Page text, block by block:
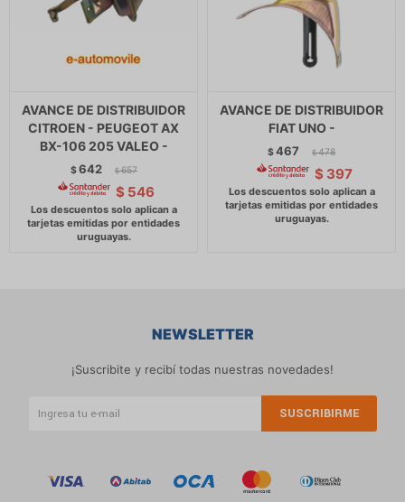
AVANCE DE DISTRIBUIDOR
CITROEN - PEUGEOT AX
BX-106 205 VALEO -
$642 $ 657
$ 546
AVANCE DE DISTRIBUIDOR
FIAT UNO -
$467 $ 478
$ 397
NEWSLETTER
¡Suscribite y recibí todas nuestras novedades!
SUSCRIBIRME